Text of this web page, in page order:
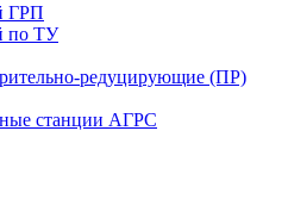
ГРП
по ТУ
редуцирующие (ПР)
станции АГРС